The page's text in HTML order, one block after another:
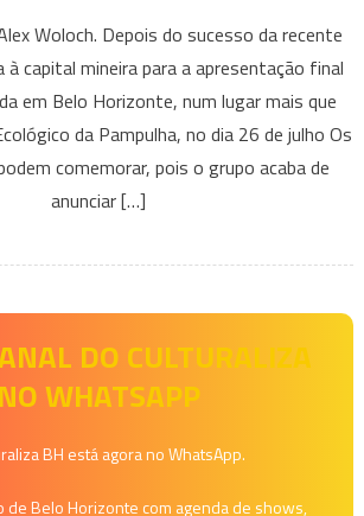
confirma
último
show
de
despedida
em
Woloch. Depois do sucesso da recente
capital mineira para a apresentação final
em Belo Horizonte, num lugar mais que
da Pampulha, no dia 26 de julho Os
comemorar, pois o grupo acaba de
anunciar […]
DO CULTURALIZA
NO WHATSAPP
BH está agora no WhatsApp.
de Belo Horizonte com agenda de shows,